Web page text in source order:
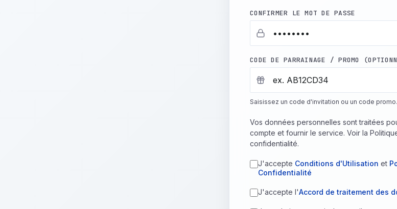
CONFIRMER LE MOT DE PASSE
CODE DE PARRAINAGE / PROMO
Saisissez un code d'invitation ou un code promo.
Vos données personnelles sont traitées
compte et fournir le service. Voir la
confidentialité.
J'accepte Conditions d'Utilisation et
Confidentialité
J'accepte l'Accord de traitement des